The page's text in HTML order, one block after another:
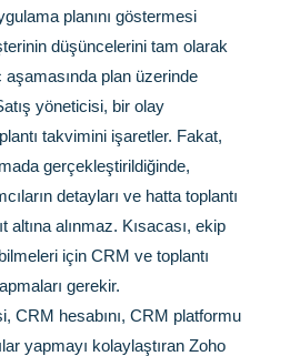
planını göstermesi
düşüncelerini tam olarak
aşamasında plan üzerinde
yöneticisi, bir olay
takvimini işaretler. Fakat,
gerçekleştirildiğinde,
detayları ve hatta toplantı
altına alınmaz. Kısacası, ekip
için CRM ve toplantı
gerekir.
CRM hesabını, CRM platformu
yapmayı kolaylaştıran Zoho